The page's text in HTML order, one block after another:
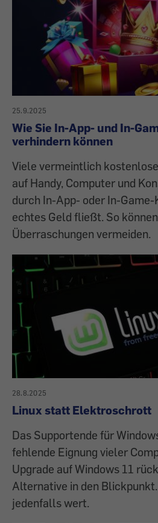
25.9.2025
Wie Sie In-App- und In-
verhindern können
Viele vermeintlich
auf Handy, Computer und
durch In-App- oder In-Game-
echtes Geld fließt. So
Überraschungen vermeiden.
28.8.2025
Linux statt Elektroschrott
Das Supportende für
fehlende Eignung vieler
Upgrade auf Windows 11
Alternative in den
jedenfalls wert.